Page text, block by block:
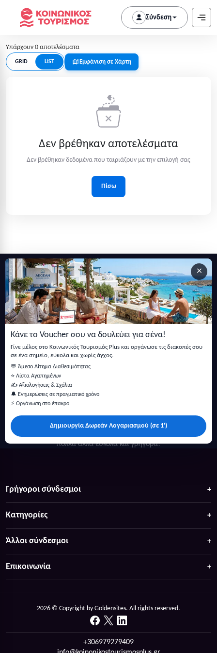
Σύνδεση
Υπάρχουν 0 αποτελέσματα
GRID LIST Εμφάνιση σε Χάρτη
Δεν βρέθηκαν αποτελέσματα
Δεν βρέθηκαν δεδομένα που ταιριάζουν με την επιλογή σας
Πίσω
×
Κάνε το Voucher σου να δουλεύει για σένα!
Γίνε μέλος στο Κοινωνικός Τουρισμός Plus και οργάνωσε τις διακοπές σου
σε ένα σημείο, εύκολα και χωρίς άγχος.
💬 Άμεσο Αίτημα Διαθεσιμότητας
⭐ Λίστα Αγαπημένων
✍️ Αξιολογήσεις & Σχόλια
🔔 Ενημερώσεις σε πραγματικό χρόνο
⚡ Οργάνωση στο έπακρο
Δημιουργία Δωρεάν Λογαριασμού (σε 1')
Εγγραφείτε στο newsletter μας
Μείνετε ενημερωμένοι με τις τελευταίες ειδήσεις, ανακοινώσεις
και άρθρα.
πολλά άλλα ευκολα και γρήγορα!
Γρήγοροι σύνδεσμοι
Κατηγορίες
Άλλοι σύνδεσμοι
Επικοινωνία
2026 © Copyright by Goldensites. All rights reserved.
+306979279409